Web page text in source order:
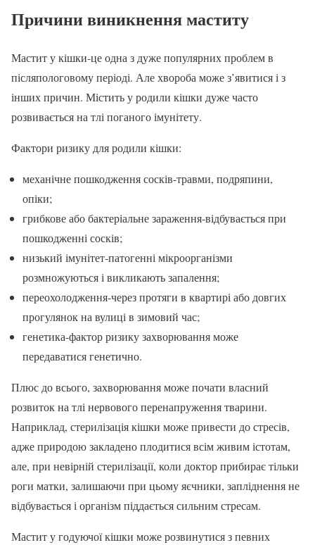
Причини виникнення маститу
Мастит у кішки-це одна з дуже популярних проблем в
післяпологовому періоді. Але хвороба може з’явитися і з
інших причин. Містить у родили кішки дуже часто
розвивається на тлі поганого імунітету.
Фактори ризику для родили кішки:
механічне пошкодження сосків-травми, подряпини,
опіки;
грибкове або бактеріальне зараження-відбувається при
пошкодженні сосків;
низький імунітет-патогенні мікроорганізми
розмножуються і викликають запалення;
переохолодження-через протяги в квартирі або довгих
прогулянок на вулиці в зимовий час;
генетика-фактор ризику захворювання може
передаватися генетично.
Плюс до всього, захворювання може почати власний
розвиток на тлі нервового перенапруження тварини.
Наприклад, стерилізація кішки може привести до стресів,
адже природою закладено плодитися всім живим істотам,
але, при невірній стерилізації, коли доктор прибирає тільки
роги матки, залишаючи при цьому яєчники, запліднення не
відбувається і організм піддається сильним стресам.
Мастит у годуючої кішки може розвинутися з певних